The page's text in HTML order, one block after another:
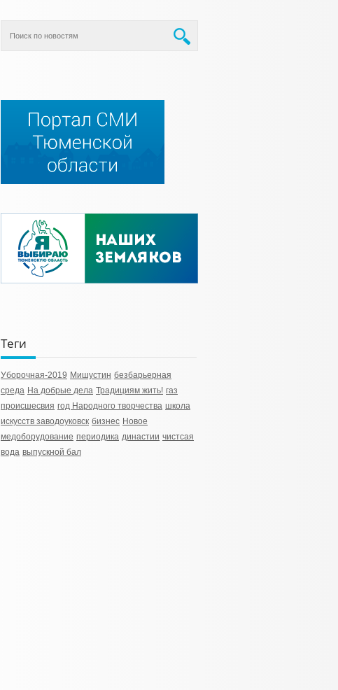
Теги
Уборочная-2019 Мишустин безбарьерная
среда На добрые дела Традициям жить! газ
происшесвия год Народного творчества школа
искусств заводоуковск бизнес Новое
медоборудование периодика династии чистсая
вода выпускной бал